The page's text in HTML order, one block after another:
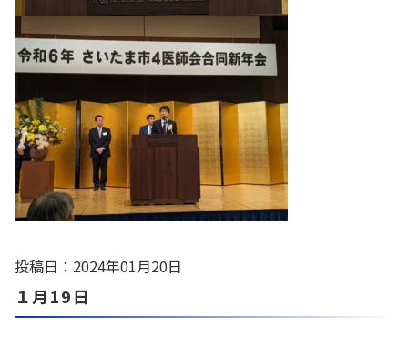
投稿日：2024年01月20日
１月19日